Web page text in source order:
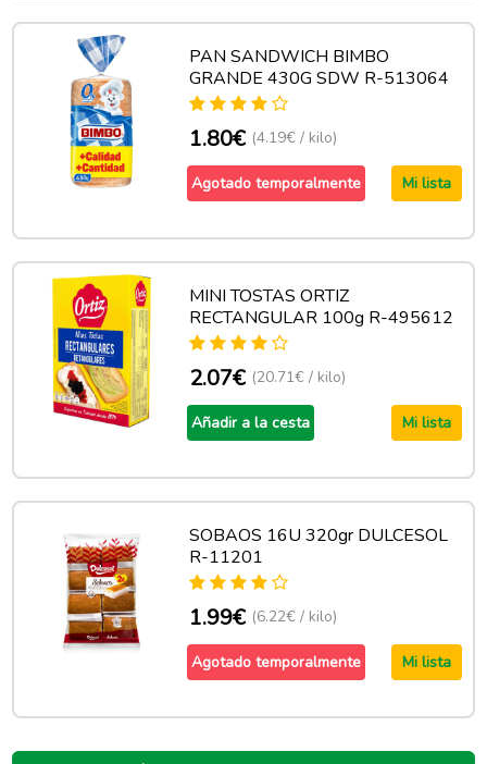
PAN SANDWICH BIMBO
GRANDE 430G SDW R-513064
1.80€ (4.19€ / kilo)
Agotado temporalmente Mi lista
MINI TOSTAS ORTIZ
RECTANGULAR 100g R-495612
2.07€ (20.71€ / kilo)
Añadir a la cesta Mi lista
SOBAOS 16U 320gr DULCESOL
R-11201
1.99€ (6.22€ / kilo)
Agotado temporalmente Mi lista